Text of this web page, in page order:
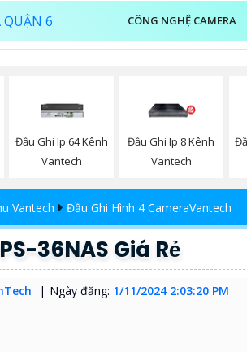
QUẬN 6 CÔNG NGHỆ CAMERA
Đầu Ghi Ip 64 Kênh
Vantech
Đầu Ghi Ip 8 Kênh
Vantech
Vantech Đầu Ghi Hình 4 CameraVantech
36NAS Giá Rẻ
Ngày đăng: 1/11/2024 2:03:20 PM